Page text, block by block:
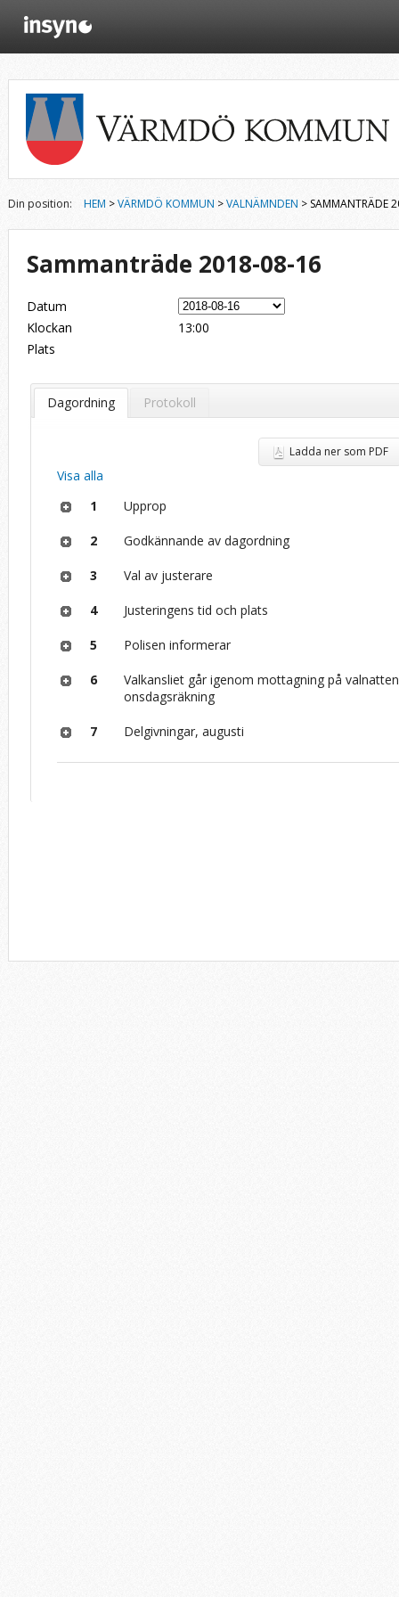
Din position: HEM >VÄRMDÖ KOMMUN >VALNÄMNDEN > SAMMANTRÄDE
Sammanträde 2018-08-16
Datum
Klockan
13:00
Plats
Dagordning Protokoll
Ladda ner som PDF
Visa alla
1
Upprop
2 Godkännande av dagordning
3 Val av justerare
4 Justeringens tid och plats
5 Polisen informerar
6
Valkansliet går igenom mottagning på
onsdagsräkning
7 Delgivningar, augusti